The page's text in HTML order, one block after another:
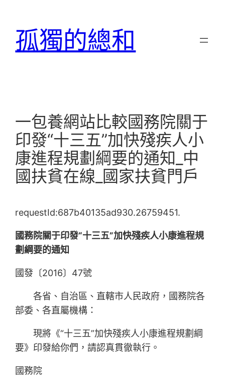
孤獨的總和
一包養網站比較國務院關于
印發“十三五”加快殘疾人小
康進程規劃綱要的通知_中
國扶貧在線_國家扶貧門戶
requestId:687b40135ad930.26759451.
國務院關于印發“十三五”加快殘疾人小康進程規
劃綱要的通知
國發〔2016〕47號
各省、自治區、直轄市人民政府，國務院各
部委、各直屬機構：
現將《“十三五”加快殘疾人小康進程規劃綱
要》印發給你們，請認真貫徹執行。
國務院